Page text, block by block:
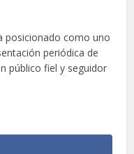
posicionado como uno
periódica de
público fiel y seguidor